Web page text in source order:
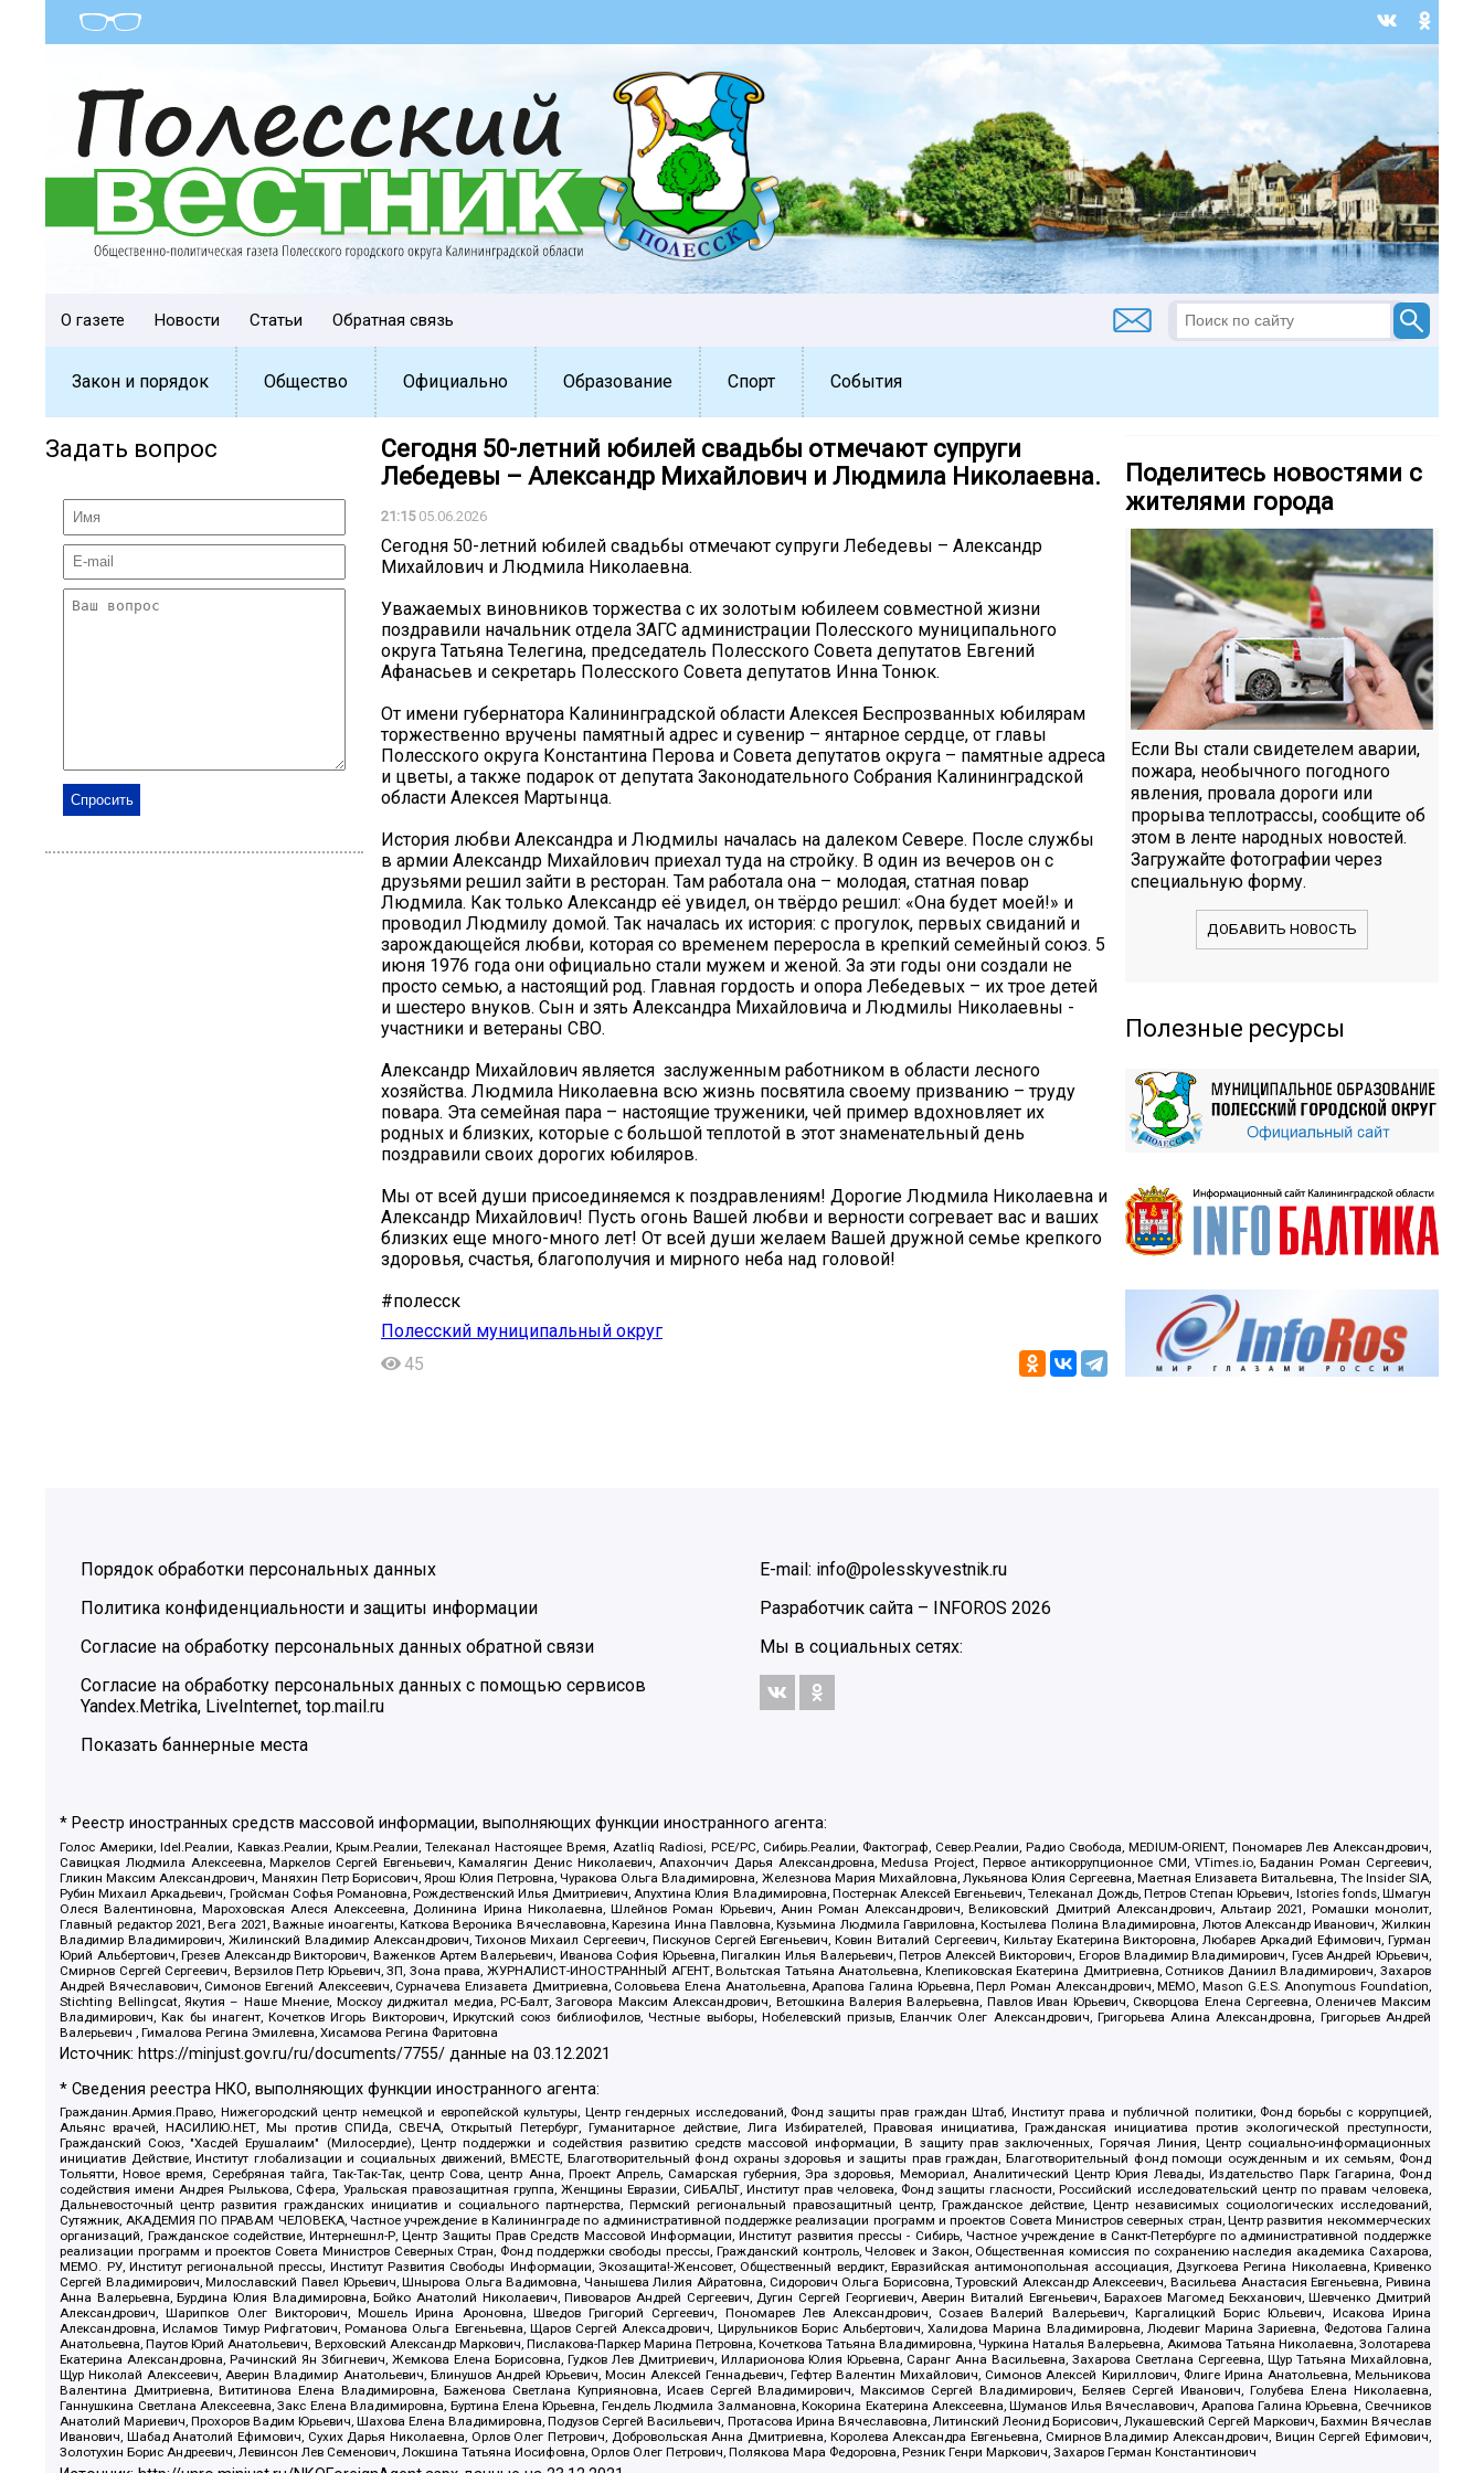
О газете Новости Статьи Обратная связь
Закон и порядок Общество Официально Образование Спорт События
Задать вопрос
Сегодня 50-летний юбилей свадьбы отмечают супруги
Лебедевы – Александр Михайлович и Людмила Николаевна.
21:1505.06.2026
Сегодня 50-летний юбилей свадьбы отмечают супруги Лебедевы – Александр
Михайлович и Людмила Николаевна.
Уважаемых виновников торжества с их золотым юбилеем совместной жизни
поздравили начальник отдела ЗАГС администрации Полесского муниципального
округа Татьяна Телегина, председатель Полесского Совета депутатов Евгений
Афанасьев и секретарь Полесского Совета депутатов Инна Тонюк.
От имени губернатора Калининградской области Алексея Беспрозванных юбилярам
торжественно вручены памятный адрес и сувенир – янтарное сердце, от главы
Полесского округа Константина Перова и Совета депутатов округа – памятные адреса
и цветы, а также подарок от депутата Законодательного Собрания Калининградской
области Алексея Мартынца.
История любви Александра и Людмилы началась на далеком Севере. После службы
в армии Александр Михайлович приехал туда на стройку. В один из вечеров он с
друзьями решил зайти в ресторан. Там работала она – молодая, статная повар
Людмила. Как только Александр её увидел, он твёрдо решил: «Она будет моей!» и
проводил Людмилу домой. Так началась их история: с прогулок, первых свиданий и
зарождающейся любви, которая со временем переросла в крепкий семейный союз. 5
июня 1976 года они официально стали мужем и женой. За эти годы они создали не
просто семью, а настоящий род. Главная гордость и опора Лебедевых – их трое детей
и шестеро внуков. Сын и зять Александра Михайловича и Людмилы Николаевны -
участники и ветераны СВО.
Александр Михайлович является заслуженным работником в области лесного
хозяйства. Людмила Николаевна всю жизнь посвятила своему призванию – труду
повара. Эта семейная пара – настоящие труженики, чей пример вдохновляет их
родных и близких, которые с большой теплотой в этот знаменательный день
поздравили своих дорогих юбиляров.
Мы от всей души присоединяемся к поздравлениям! Дорогие Людмила Николаевна и
Александр Михайлович! Пусть огонь Вашей любви и верности согревает вас и ваших
близких еще много-много лет! От всей души желаем Вашей дружной семье крепкого
здоровья, счастья, благополучия и мирного неба над головой!
#полесск
Полесский муниципальный округ
45
Поделитесь новостями с
жителями города
Если Вы стали свидетелем аварии,
пожара, необычного погодного
явления, провала дороги или
прорыва теплотрассы, сообщите об
этом в ленте народных новостей.
Загружайте фотографии через
специальную форму.
ДОБАВИТЬ НОВОСТЬ
Полезные ресурсы
Порядок обработки персональных данных
Политика конфиденциальности и защиты информации
Согласие на обработку персональных данных обратной связи
Согласие на обработку персональных данных с помощью сервисов
Yandex.Metrika, LiveInternet, top.mail.ru
Показать баннерные места
E-mail: info@polesskyvestnik.ru
Разработчик сайта – INFOROS 2026
Мы в социальных сетях:
* Реестр иностранных средств массовой информации, выполняющих функции иностранного агента:
Голос Америки, Idel.Реалии, Кавказ.Реалии, Крым.Реалии, Телеканал Настоящее Время, Azatliq Radiosi, PCE/PC, Сибирь.Реалии, Фактограф, Север.Реалии, Радио Свобода, MEDIUM-ORIENT, Пономарев Лев Александрович,
Савицкая Людмила Алексеевна, Маркелов Сергей Евгеньевич, Камалягин Денис Николаевич, Апахончич Дарья Александровна, Medusa Project, Первое антикоррупционное СМИ, VTimes.io, Баданин Роман Сергеевич,
Гликин Максим Александрович, Маняхин Петр Борисович, Ярош Юлия Петровна, Чуракова Ольга Владимировна, Железнова Мария Михайловна, Лукьянова Юлия Сергеевна, Маетная Елизавета Витальевна, The Insider SIA,
Рубин Михаил Аркадьевич, Гройсман Софья Романовна, Рождественский Илья Дмитриевич, Апухтина Юлия Владимировна, Постернак Алексей Евгеньевич, Телеканал Дождь, Петров Степан Юрьевич, Istories fonds, Шмагун
Олеся Валентиновна, Мароховская Алеся Алексеевна, Долинина Ирина Николаевна, Шлейнов Роман Юрьевич, Анин Роман Александрович, Великовский Дмитрий Александрович, Альтаир 2021, Ромашки монолит,
Главный редактор 2021, Вега 2021, Важные иноагенты, Каткова Вероника Вячеславовна, Карезина Инна Павловна, Кузьмина Людмила Гавриловна, Костылева Полина Владимировна, Лютов Александр Иванович, Жилкин
Владимир Владимирович, Жилинский Владимир Александрович, Тихонов Михаил Сергеевич, Пискунов Сергей Евгеньевич, Ковин Виталий Сергеевич, Кильтау Екатерина Викторовна, Любарев Аркадий Ефимович, Гурман
Юрий Альбертович, Грезев Александр Викторович, Важенков Артем Валерьевич, Иванова София Юрьевна, Пигалкин Илья Валерьевич, Петров Алексей Викторович, Егоров Владимир Владимирович, Гусев Андрей Юрьевич,
Смирнов Сергей Сергеевич, Верзилов Петр Юрьевич, ЗП, Зона права, ЖУРНАЛИСТ-ИНОСТРАННЫЙ АГЕНТ, Вольтская Татьяна Анатольевна, Клепиковская Екатерина Дмитриевна, Сотников Даниил Владимирович, Захаров
Андрей Вячеславович, Симонов Евгений Алексеевич, Сурначева Елизавета Дмитриевна, Соловьева Елена Анатольевна, Арапова Галина Юрьевна, Перл Роман Александрович, МЕМО, Mason G.E.S. Anonymous Foundation,
Stichting Bellingcat, Якутия – Наше Мнение, Москоу диджитал медиа, РС-Балт, Заговора Максим Александрович, Ветошкина Валерия Валерьевна, Павлов Иван Юрьевич, Скворцова Елена Сергеевна, Оленичев Максим
Владимирович, Как бы инагент, Кочетков Игорь Викторович, Иркутский союз библиофилов, Честные выборы, Нобелевский призыв, Еланчик Олег Александрович, Григорьева Алина Александровна, Григорьев Андрей
Валерьевич , Гималова Регина Эмилевна, Хисамова Регина Фаритовна
Источник: https://minjust.gov.ru/ru/documents/7755/ данные на03.12.2021
* Сведения реестра НКО, выполняющих функции иностранного агента:
Гражданин.Армия.Право, Нижегородский центр немецкой и европейской культуры, Центр гендерных исследований, Фонд защиты прав граждан Штаб, Институт права и публичной политики, Фонд борьбы с коррупцией,
Альянс врачей, НАСИЛИЮ.НЕТ, Мы против СПИДа, СВЕЧА, Открытый Петербург, Гуманитарное действие, Лига Избирателей, Правовая инициатива, Гражданская инициатива против экологической преступности,
Гражданский Союз, "Хасдей Ерушалаим" (Милосердие), Центр поддержки и содействия развитию средств массовой информации, В защиту прав заключенных, Горячая Линия, Центр социально-информационных
инициатив Действие, Институт глобализации и социальных движений, ВМЕСТЕ, Благотворительный фонд охраны здоровья и защиты прав граждан, Благотворительный фонд помощи осужденным и их семьям, Фонд
Тольятти, Новое время, Серебряная тайга, Так-Так-Так, центр Сова, центр Анна, Проект Апрель, Самарская губерния, Эра здоровья, Мемориал, Аналитический Центр Юрия Левады, Издательство Парк Гагарина, Фонд
содействия имени Андрея Рылькова, Сфера, Уральская правозащитная группа, Женщины Евразии, СИБАЛЬТ, Институт прав человека, Фонд защиты гласности, Российский исследовательский центр по правам человека,
Дальневосточный центр развития гражданских инициатив и социального партнерства, Пермский региональный правозащитный центр, Гражданское действие, Центр независимых социологических исследований,
Сутяжник, АКАДЕМИЯ ПО ПРАВАМ ЧЕЛОВЕКА, Частное учреждение в Калининграде по административной поддержке реализации программ и проектов Совета Министров северных стран, Центр развития некоммерческих
организаций, Гражданское содействие, Интернешнл-Р, Центр Защиты Прав Средств Массовой Информации, Институт развития прессы - Сибирь, Частное учреждение в Санкт-Петербурге по административной поддержке
реализации программ и проектов Совета Министров Северных Стран, Фонд поддержки свободы прессы, Гражданский контроль, Человек и Закон, Общественная комиссия по сохранению наследия академика Сахарова,
МЕМО. РУ, Институт региональной прессы, Институт Развития Свободы Информации, Экозащита!-Женсовет, Общественный вердикт, Евразийская антимонопольная ассоциация, Дзугкоева Регина Николаевна, Кривенко
Сергей Владимирович, Милославский Павел Юрьевич, Шнырова Ольга Вадимовна, Чанышева Лилия Айратовна, Сидорович Ольга Борисовна, Туровский Александр Алексеевич, Васильева Анастасия Евгеньевна, Ривина
Анна Валерьевна, Бурдина Юлия Владимировна, Бойко Анатолий Николаевич, Пивоваров Андрей Сергеевич, Дугин Сергей Георгиевич, Аверин Виталий Евгеньевич, Барахоев Магомед Бекханович, Шевченко Дмитрий
Александрович, Шарипков Олег Викторович, Мошель Ирина Ароновна, Шведов Григорий Сергеевич, Пономарев Лев Александрович, Созаев Валерий Валерьевич, Каргалицкий Борис Юльевич, Исакова Ирина
Александровна, Исламов Тимур Рифгатович, Романова Ольга Евгеньевна, Щаров Сергей Алексадрович, Цирульников Борис Альбертович, Халидова Марина Владимировна, Людевиг Марина Зариевна, Федотова Галина
Анатольевна, Паутов Юрий Анатольевич, Верховский Александр Маркович, Пислакова-Паркер Марина Петровна, Кочеткова Татьяна Владимировна, Чуркина Наталья Валерьевна, Акимова Татьяна Николаевна, Золотарева
Екатерина Александровна, Рачинский Ян Збигневич, Жемкова Елена Борисовна, Гудков Лев Дмитриевич, Илларионова Юлия Юрьевна, Саранг Анна Васильевна, Захарова Светлана Сергеевна, Щур Татьяна Михайловна,
Щур Николай Алексеевич, Аверин Владимир Анатольевич, Блинушов Андрей Юрьевич, Мосин Алексей Геннадьевич, Гефтер Валентин Михайлович, Симонов Алексей Кириллович, Флиге Ирина Анатольевна, Мельникова
Валентина Дмитриевна, Вититинова Елена Владимировна, Баженова Светлана Куприяновна, Исаев Сергей Владимирович, Максимов Сергей Владимирович, Беляев Сергей Иванович, Голубева Елена Николаевна,
Ганнушкина Светлана Алексеевна, Закс Елена Владимировна, Буртина Елена Юрьевна, Гендель Людмила Залмановна, Кокорина Екатерина Алексеевна, Шуманов Илья Вячеславович, Арапова Галина Юрьевна, Свечников
Анатолий Мариевич, Прохоров Вадим Юрьевич, Шахова Елена Владимировна, Подузов Сергей Васильевич, Протасова Ирина Вячеславовна, Литинский Леонид Борисович, Лукашевский Сергей Маркович, Бахмин Вячеслав
Иванович, Шабад Анатолий Ефимович, Сухих Дарья Николаевна, Орлов Олег Петрович, Добровольская Анна Дмитриевна, Королева Александра Евгеньевна, Смирнов Владимир Александрович, Вицин Сергей Ефимович,
Золотухин Борис Андреевич, Левинсон Лев Семенович, Локшина Татьяна Иосифовна, Орлов Олег Петрович, Полякова Мара Федоровна, Резник Генри Маркович, Захаров Герман Константинович